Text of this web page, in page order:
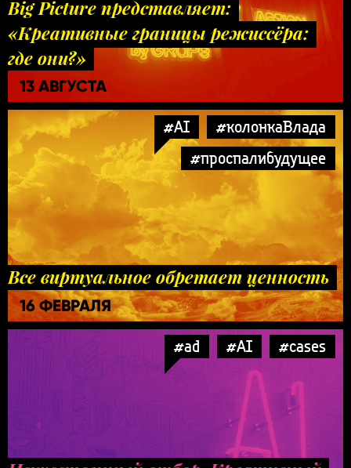
Big Picture представляет:
«Креативные границы режиссёра:
где они?»
13 АВГУСТА
#AI
#колонкаВлада
#проспалибудущее
Все виртуальное обретает ценность
16 ФЕВРАЛЯ
#ad #AI #cases